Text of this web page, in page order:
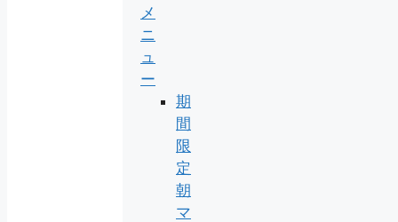
メ
ニ
ュ
ー
期
間
限
定
朝
マ